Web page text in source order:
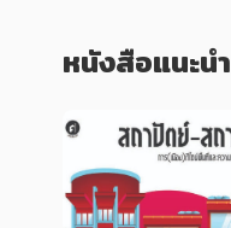
หนังสือแนะนำ